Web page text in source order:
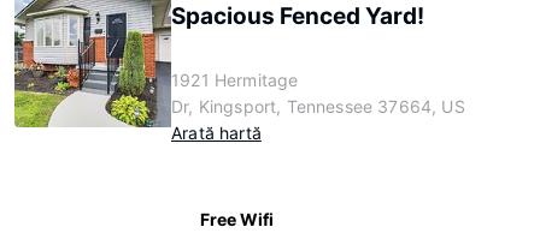
Spacious Fenced Yard!
1921 Hermitage
Dr, Kingsport, Tennessee 37664, US
Arată hartă
Free Wifi